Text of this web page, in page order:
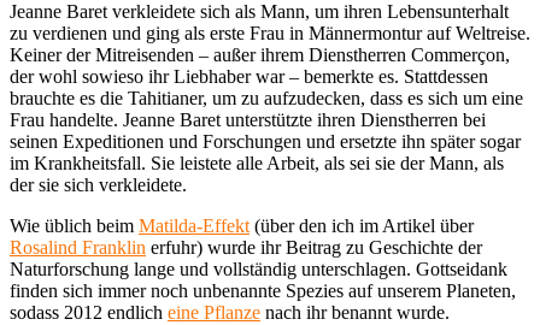
Jeanne Baret verkleidete sich als Mann, um ihren Lebensunterhalt
zu verdienen und ging als erste Frau in Männermontur auf Weltreise.
Keiner der Mitreisenden – außer ihrem Dienstherren Commerçon,
der wohl sowieso ihr Liebhaber war – bemerkte es. Stattdessen
brauchte es die Tahitianer, um zu aufzudecken, dass es sich um eine
Frau handelte. Jeanne Baret unterstützte ihren Dienstherren bei
seinen Expeditionen und Forschungen und ersetzte ihn später sogar
im Krankheitsfall. Sie leistete alle Arbeit, als sei sie der Mann, als
der sie sich verkleidete.
Wie üblich beim Matilda-Effekt (über den ich im Artikel über
Rosalind Franklin erfuhr) wurde ihr Beitrag zu Geschichte der
Naturforschung lange und vollständig unterschlagen. Gottseidank
finden sich immer noch unbenannte Spezies auf unserem Planeten,
sodass 2012 endlich eine Pflanze nach ihr benannt wurde.